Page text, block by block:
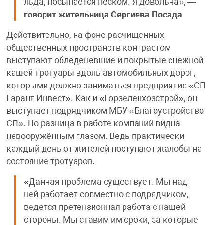
говорит жительница Сергиева Посада
Действительно, на фоне расчищенных
общественных пространств контрастом
выступают обледеневшие и покрытые снежной
кашей тротуары вдоль автомобильных дорог,
которыми должно заниматься предприятие «СП
Гарант Инвест». Как и «Горзеленхозстрой», он
выступает подрядчиком МБУ «Благоустройство
СП». Но разница в работе компаний видна
невооружённым глазом. Ведь практически
каждый день от жителей поступают жалобы на
состояние тротуаров.
«Данная проблема существует. Мы над
ней работает совместно с подрядчиком,
ведется претензионная работа с нашей
стороны. Мы ставим им сроки, за которые